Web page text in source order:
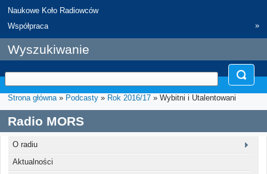
Naukowe Koło Radiowców
Współpraca
»
Wyszukiwanie
Strona główna» Podcasty » Rok 2016/17 » Wybitni i Utalentowani
Radio MORS
O radiu
Aktualności